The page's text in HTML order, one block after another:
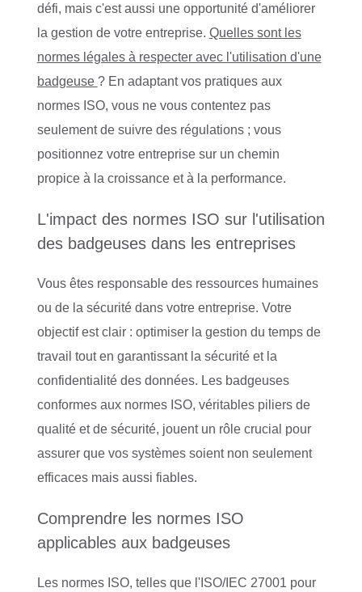
défi, mais c'est aussi une opportunité d'améliorer
la gestion de votre entreprise. Quelles sont les
normes légales à respecter avec l'utilisation d'une
badgeuse ? En adaptant vos pratiques aux
normes ISO, vous ne vous contentez pas
seulement de suivre des régulations ; vous
positionnez votre entreprise sur un chemin
propice à la croissance et à la performance.
L'impact des normes ISO sur l'utilisation
des badgeuses dans les entreprises
Vous êtes responsable des ressources humaines
ou de la sécurité dans votre entreprise. Votre
objectif est clair : optimiser la gestion du temps de
travail tout en garantissant la sécurité et la
confidentialité des données. Les badgeuses
conformes aux normes ISO, véritables piliers de
qualité et de sécurité, jouent un rôle crucial pour
assurer que vos systèmes soient non seulement
efficaces mais aussi fiables.
Comprendre les normes ISO
applicables aux badgeuses
Les normes ISO, telles que l'ISO/IEC 27001 pour